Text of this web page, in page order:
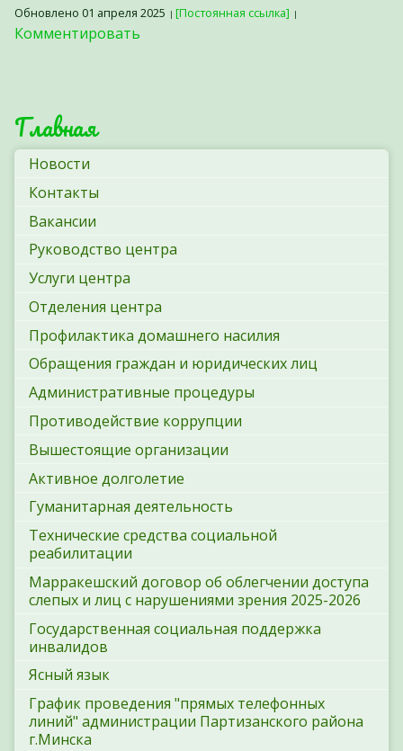
Обновлено 01 апреля 2025 [Постоянная ссылка]
Комментировать
Главная
Новости
Контакты
Вакансии
Руководство центра
Услуги центра
Отделения центра
Профилактика домашнего насилия
Обращения граждан и юридических лиц
Административные процедуры
Противодействие коррупции
Вышестоящие организации
Активное долголетие
Гуманитарная деятельность
Технические средства социальной
реабилитации
Марракешский договор об облегчении доступа
слепых и лиц с нарушениями зрения 2025-2026
Государственная социальная поддержка
инвалидов
Ясный язык
График проведения "прямых телефонных
линий" администрации Партизанского района
г.Минска